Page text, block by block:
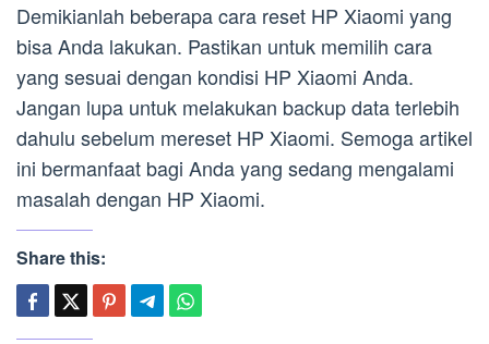
Demikianlah beberapa cara reset HP Xiaomi yang
bisa Anda lakukan. Pastikan untuk memilih cara
yang sesuai dengan kondisi HP Xiaomi Anda.
Jangan lupa untuk melakukan backup data terlebih
dahulu sebelum mereset HP Xiaomi. Semoga artikel
ini bermanfaat bagi Anda yang sedang mengalami
masalah dengan HP Xiaomi.
Share this: